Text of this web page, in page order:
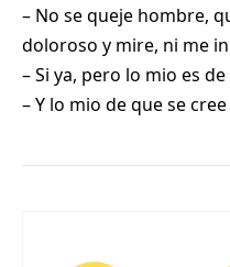
– No se queje hombre,
doloroso y mire, ni me
– Si ya, pero lo mio es
– Y lo mio de que se